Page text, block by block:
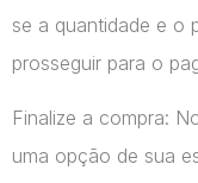
se a quantidade e o
prosseguir para o
Finalize a compra:
uma opção de sua